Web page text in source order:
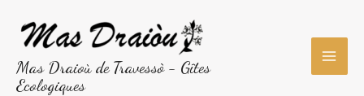
contenu
Mas Draioù de Travessò - Gîtes
Ecologiques